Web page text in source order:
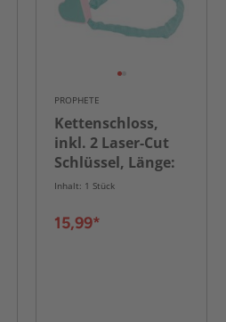
PROPHETE
Kettenschloss,
inkl. 2 Laser-Cut
Schlüssel, Länge:
65 cm, Farbe:
Verschluss
Inhalt: 1 Stück
15,99*